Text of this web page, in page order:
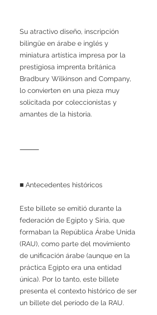
Su atractivo diseño, inscripción
bilingüe en árabe e inglés y
miniatura artística impresa por la
prestigiosa imprenta británica
Bradbury Wilkinson and Company,
lo convierten en una pieza muy
solicitada por coleccionistas y
amantes de la historia.
⸻
■ Antecedentes históricos
Este billete se emitió durante la
federación de Egipto y Siria, que
formaban la República Árabe Unida
(RAU), como parte del movimiento
de unificación árabe (aunque en la
práctica Egipto era una entidad
única). Por lo tanto, este billete
presenta el contexto histórico de ser
un billete del período de la RAU.